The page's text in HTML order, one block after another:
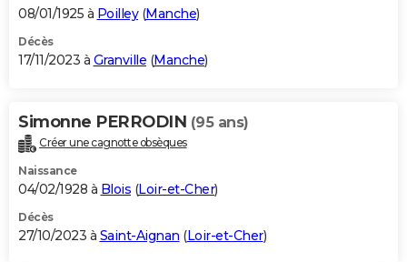
08/01/1925 à Poilley(Manche)
Décès
17/11/2023 à Granville (Manche)
Simonne PERRODIN (95 ans)
Créer une cagnotte obsèques
Naissance
04/02/1928 à Blois (Loir-et-Cher)
Décès
27/10/2023 à Saint-Aignan (Loir-et-Cher)